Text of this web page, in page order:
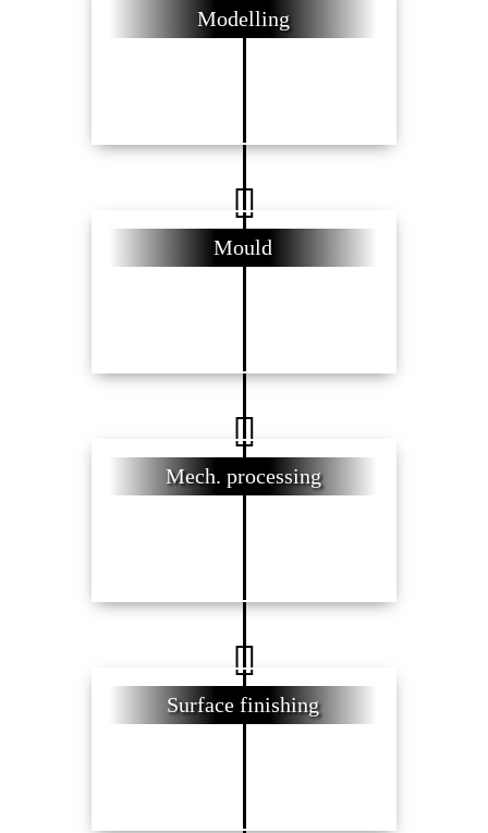
Modelling
Mould
Mech. processing
Surface finishing